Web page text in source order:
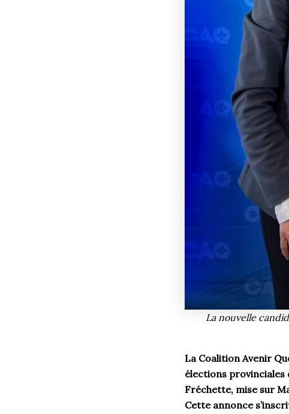
La nouvelle
La Coalition Avenir
élections provinciales
Fréchette, mise sur
Cette annonce